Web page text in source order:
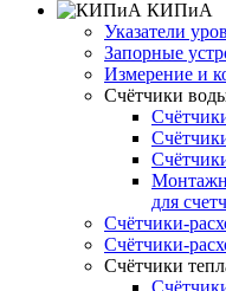
КИПиА
Указатели
Запорные
Измерение и
Счётчики
для
Счётчики-
Счётчики-
Счётчики